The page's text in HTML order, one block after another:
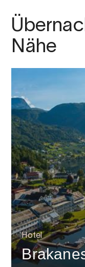
Nähe
Hotel